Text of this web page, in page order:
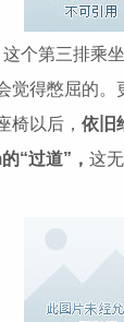
个第三排乘
觉得憋屈的。
椅以后， 依旧
“过道”， 这